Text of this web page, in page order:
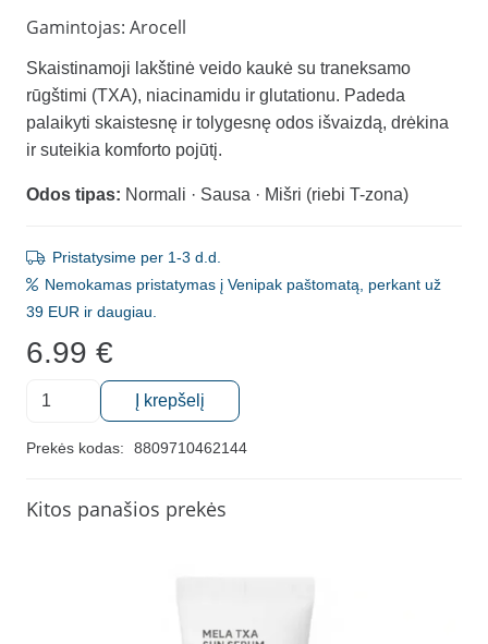
Gamintojas: Arocell
Skaistinamoji lakštinė veido kaukė su traneksamo
rūgštimi (TXA), niacinamidu ir glutationu. Padeda
palaikyti skaistesnę ir tolygesnę odos išvaizdą, drėkina
ir suteikia komforto pojūtį.
Odos tipas: Normali · Sausa · Mišri (riebi T-zona)
Pristatysime per 1-3 d.d.
Nemokamas pristatymas į Venipak paštomatą, perkant už
39 EUR ir daugiau.
6.99 €
produkto
Skaistinamoji
kaukė,
Į krepšelį
Prekės kodas: 8809710462144
Kitos panašios prekės